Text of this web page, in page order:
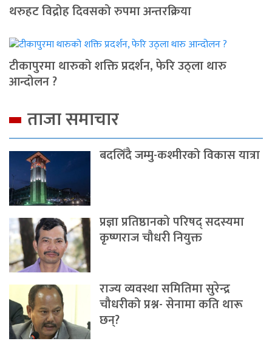
थरुहट विद्रोह दिवसको रुपमा अन्तरक्रिया
टीकापुरमा थारुको शक्ति प्रदर्शन, फेरि उठ्ला थारु
आन्दोलन ?
ताजा समाचार
बदलिँदै जम्मु-कश्मीरको विकास यात्रा
प्रज्ञा प्रतिष्ठानको परिषद् सदस्यमा
कृष्णराज चौधरी नियुक्त
राज्य व्यवस्था समितिमा सुरेन्द्र
चौधरीको प्रश्न- सेनामा कति थारू
छन्?